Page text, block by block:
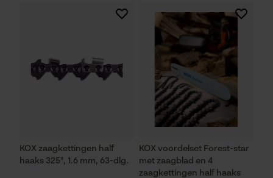
KOX zaagkettingen half
haaks 325", 1.6 mm, 63-dlg.
KOX voordelset Forest-star
met zaagblad en 4
zaagkettingen half haaks
Google Global Site Tag
Microsoft Advertising Universal
Event Tracking